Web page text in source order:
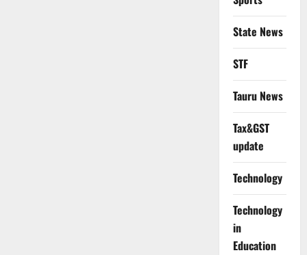
State News
STF
Tauru News
Tax&GST
update
Technology
Technology
in
Education